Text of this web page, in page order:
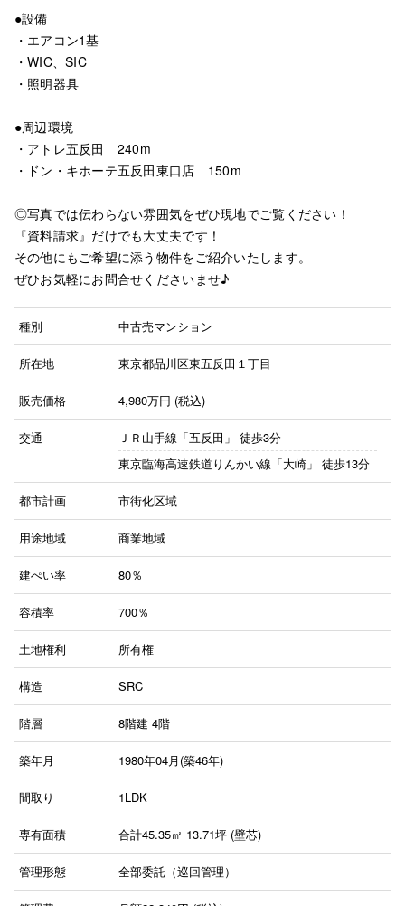
●設備
・エアコン1基
・WIC、SIC
・照明器具
●周辺環境
・アトレ五反田 240m
・ドン・キホーテ五反田東口店 150m
◎写真では伝わらない雰囲気をぜひ現地でご覧ください！
『資料請求』だけでも大丈夫です！
その他にもご希望に添う物件をご紹介いたします。
ぜひお気軽にお問合せくださいませ♪
種別 中古売マンション
所在地 東京都品川区東五反田１丁目
販売価格 4,980万円 (税込)
交通 ＪＲ山手線「五反田」 徒歩3分
東京臨海高速鉄道りんかい線「大崎」 徒歩13分
都市計画 市街化区域
用途地域 商業地域
建ぺい率 80％
容積率 700％
土地権利 所有権
構造 SRC
階層 8階建 4階
築年月 1980年04月(築46年)
間取り 1LDK
専有面積 合計45.35㎡ 13.71坪 (壁芯)
管理形態 全部委託（巡回管理）